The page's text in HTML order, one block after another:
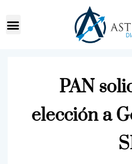
PAN
elección a